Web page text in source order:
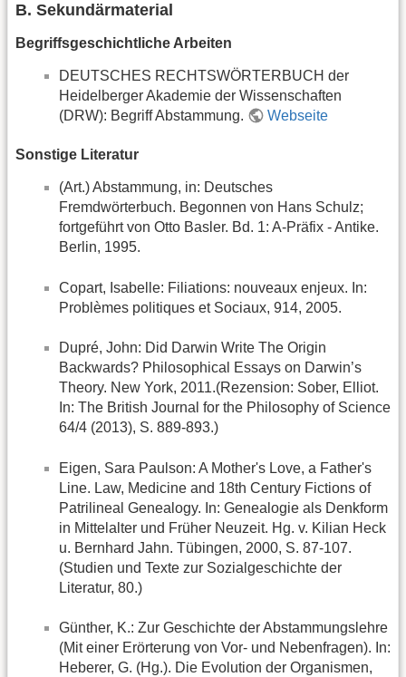
B. Sekundärmaterial
Begriffsgeschichtliche Arbeiten
DEUTSCHES RECHTSWÖRTERBUCH der
Heidelberger Akademie der Wissenschaften
(DRW): Begriff Abstammung.
Webseite
Sonstige Literatur
(Art.) Abstammung, in: Deutsches
Fremdwörterbuch. Begonnen von Hans Schulz;
fortgeführt von Otto Basler. Bd. 1: A-Präfix - Antike.
Berlin, 1995.
Copart, Isabelle: Filiations: nouveaux enjeux. In:
Problèmes politiques et Sociaux, 914, 2005.
Dupré, John: Did Darwin Write The Origin
Backwards? Philosophical Essays on Darwin’s
Theory. New York, 2011.(Rezension: Sober, Elliot.
In: The British Journal for the Philosophy of Science
64/4 (2013), S. 889-893.)
Eigen, Sara Paulson: A Mother's Love, a Father's
Line. Law, Medicine and 18th Century Fictions of
Patrilineal Genealogy. In: Genealogie als Denkform
in Mittelalter und Früher Neuzeit. Hg. v. Kilian Heck
u. Bernhard Jahn. Tübingen, 2000, S. 87-107.
(Studien und Texte zur Sozialgeschichte der
Literatur, 80.)
Günther, K.: Zur Geschichte der Abstammungslehre
(Mit einer Erörterung von Vor- und Nebenfragen). In:
Heberer, G. (Hg.). Die Evolution der Organismen,